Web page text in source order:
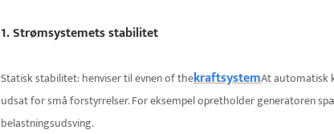
1. Strømsystemets stabilitet
Statisk stabilitet: henviser til evnen of thekraftsystemAt automatisk
udsat for små forstyrrelser. For eksempel opretholder generatoren
belastningsudsving.